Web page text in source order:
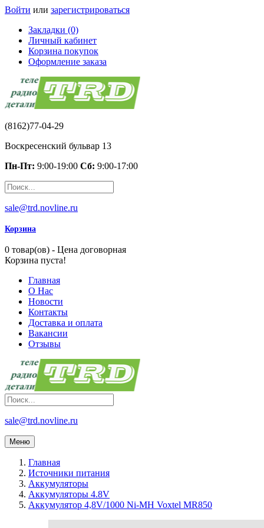
Войти или зарегистрироваться
Закладки (0)
Личный кабинет
Корзина покупок
Оформление заказа
(8162)77-04-29
Воскресенский бульвар 13
Пн-Пт: 9:00-19:00 Сб: 9:00-17:00
sale@trd.novline.ru
Корзина
0 товар(ов) - Цена договорная
Корзина пуста!
Главная
О Нас
Новости
Контакты
Доставка и оплата
Вакансии
Отзывы
sale@trd.novline.ru
Меню
Главная
Источники питания
Аккумуляторы
Аккумуляторы 4.8V
Аккумулятор 4,8V/1000 Ni-MH Voxtel MR850